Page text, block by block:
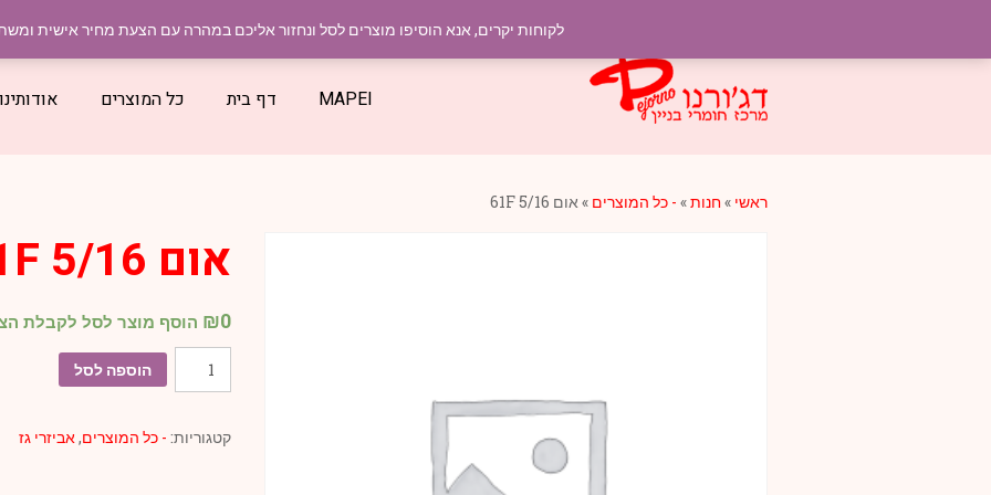
חומרי בניין בבאר שבע והדרום – טלפון :
MAPEI דף בית כל המוצרים אודותינו
ראשי »חנות» - כל המוצרים »אום 5/16 61F
אום 5/16 61F
₪0 הוסף מוצר לסל לקבלת
כמות
של
5/16
הוספה לסל
קטגוריות: - כל המוצרים,אביזרי גז
לקוחות יקרים, אנא הוסיפו מוצרים לסל ונחזור אליכם במהרה עם הצעת מחיר אישית